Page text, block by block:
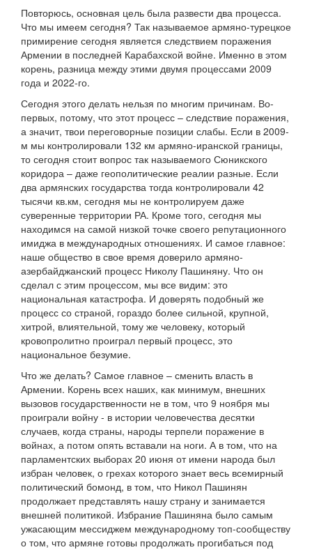
Повторюсь, основная цель была развести два процесса.
Что мы имеем сегодня? Так называемое армяно-турецкое
примирение сегодня является следствием поражения
Армении в последней Карабахской войне. Именно в этом
корень, разница между этими двумя процессами 2009
года и 2022-го.
Сегодня этого делать нельзя по многим причинам. Во-
первых, потому, что этот процесс – следствие поражения,
а значит, твои переговорные позиции слабы. Если в 2009-
м мы контролировали 132 км армяно-иранской границы,
то сегодня стоит вопрос так называемого Сюникского
коридора – даже геополитические реалии разные. Если
два армянских государства тогда контролировали 42
тысячи кв.км, сегодня мы не контролируем даже
суверенные территории РА. Кроме того, сегодня мы
находимся на самой низкой точке своего репутационного
имиджа в международных отношениях. И самое главное:
наше общество в свое время доверило армяно-
азербайджанский процесс Николу Пашиняну. Что он
сделал с этим процессом, мы все видим: это
национальная катастрофа. И доверять подобный же
процесс со страной, гораздо более сильной, крупной,
хитрой, влиятельной, тому же человеку, который
кровопролитно проиграл первый процесс, это
национальное безумие.
Что же делать? Самое главное – сменить власть в
Армении. Корень всех наших, как минимум, внешних
вызовов государственности не в том, что 9 ноября мы
проиграли войну - в истории человечества десятки
случаев, когда страны, народы терпели поражение в
войнах, а потом опять вставали на ноги. А в том, что на
парламентских выборах 20 июня от имени народа был
избран человек, о грехах которого знает весь всемирный
политический бомонд, в том, что Никол Пашинян
продолжает представлять нашу страну и занимается
внешней политикой. Избрание Пашиняна было самым
ужасающим мессиджем международному топ-сообществу
о том, что армяне готовы продолжать прогибаться под